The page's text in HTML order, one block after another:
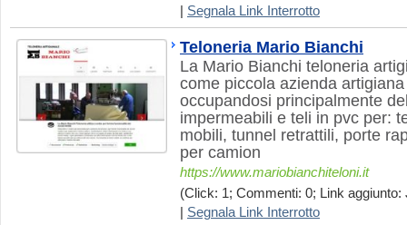
Segnala Link Interrotto
Teloneria Mario Bianchi
La Mario Bianchi teloneria
come piccola azienda
occupandosi principalmente
impermeabili e teli in pvc per:
mobili, tunnel retrattili, porte
per camion
https://www.mariobianchiteloni.it
(Click: 1; Commenti: 0; Link aggiunto:
Segnala Link Interrotto